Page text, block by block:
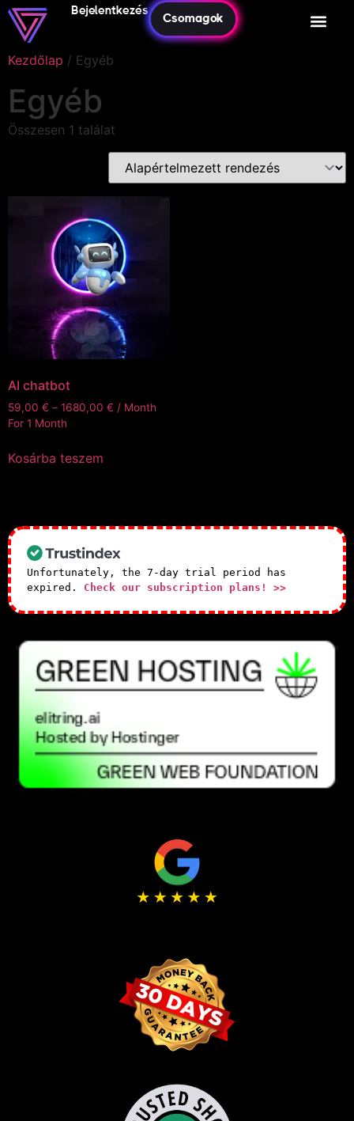
Bejelentkezés
Csomagok
Kezdőlap / Egyéb
Egyéb
Összesen 1 találat
AI chatbot
59,00 € – 1680,00 € / Month
For 1 Month
Kosárba teszem
Unfortunately, the 7-day trial period has
expired. Check our subscription plans! >>